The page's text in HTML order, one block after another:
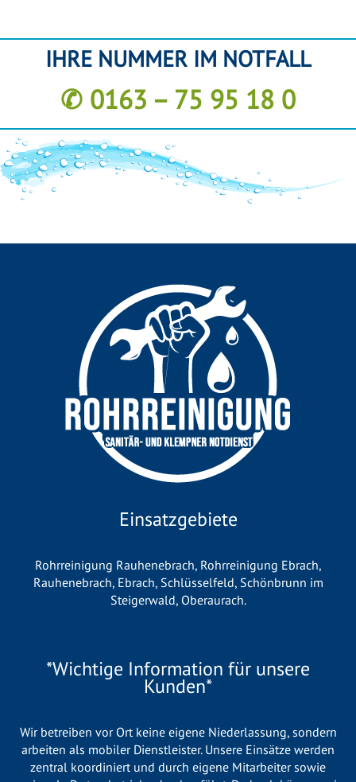
IHRE NUMMER IM NOTFALL
✆ 0163 – 75 95 18 0
Einsatzgebiete
Rohrreinigung Rauhenebrach, Rohrreinigung Ebrach,
Rauhenebrach, Ebrach, Schlüsselfeld, Schönbrunn im
Steigerwald, Oberaurach.
*Wichtige Information für unsere
Kunden*
Wir betreiben vor Ort keine eigene Niederlassung, sondern
arbeiten als mobiler Dienstleister. Unsere Einsätze werden
zentral koordiniert und durch eigene Mitarbeiter sowie